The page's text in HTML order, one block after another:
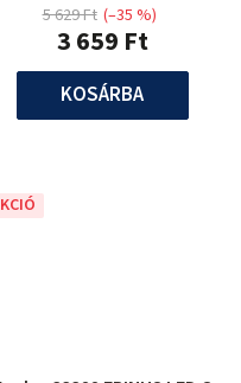
3 659 Ft
5 629 Ft (–35 %)
KOSÁRBA